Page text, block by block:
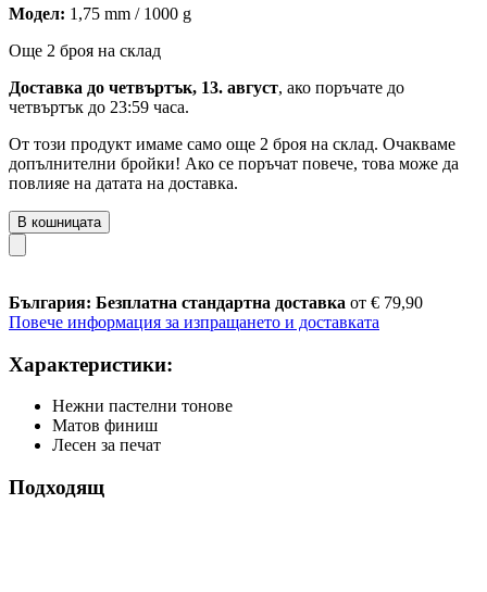
Модел: 1,75 mm / 1000 g
Още 2 броя на склад
Доставка до четвъртък, 13. август, ако поръчате до
четвъртък до 23:59 часа.
От този продукт имаме само още 2 броя на склад. Очакваме
допълнителни бройки! Ако се поръчат повече, това може да
повлияе на датата на доставка.
В кошницата
България: Безплатна стандартна доставка от € 79,90
Повече информация за изпращането и доставката
Характеристики:
Нежни пастелни тонове
Матов финиш
Лесен за печат
Подходящ